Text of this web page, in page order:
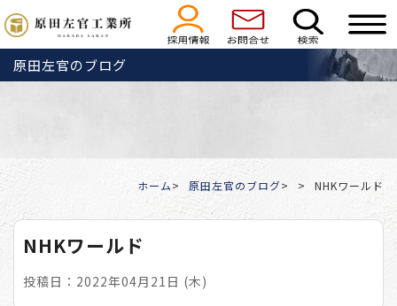
原田左官のブログ
ホーム 原田左官のブログ NHKワールド
NHKワールド
投稿日：2022年04月21日 (木)